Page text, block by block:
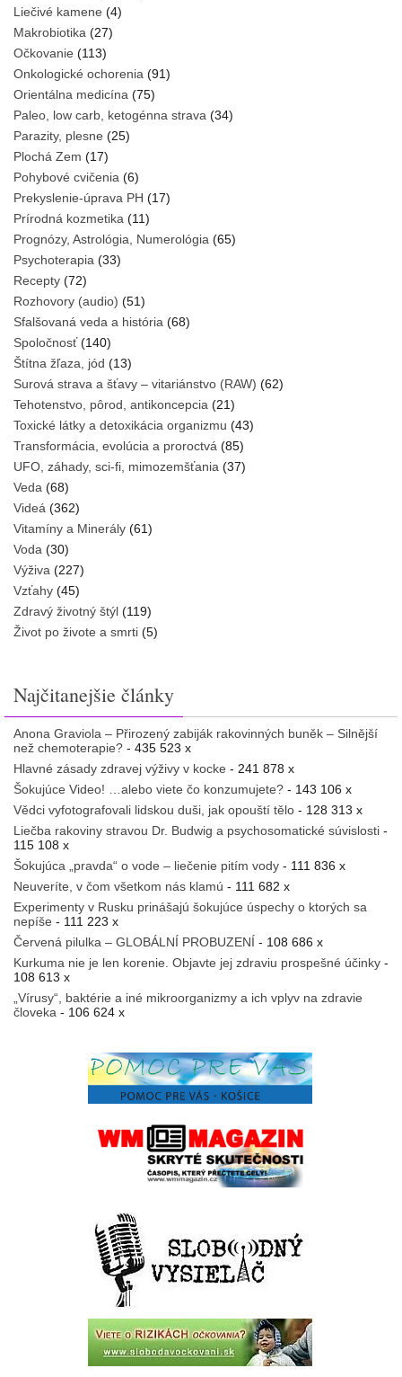
Liečivé kamene (4)
Makrobiotika (27)
Očkovanie (113)
Onkologické ochorenia (91)
Orientálna medicína (75)
Paleo, low carb, ketogénna strava (34)
Parazity, plesne (25)
Plochá Zem (17)
Pohybové cvičenia (6)
Prekyslenie-úprava PH (17)
Prírodná kozmetika (11)
Prognózy, Astrológia, Numerológia (65)
Psychoterapia (33)
Recepty (72)
Rozhovory (audio) (51)
Sfalšovaná veda a história (68)
Spoločnosť(140)
Štítna žľaza, jód (13)
Surová strava a šťavy – vitariánstvo (RAW) (62)
Tehotenstvo, pôrod, antikoncepcia (21)
Toxické látky a detoxikácia organizmu (43)
Transformácia, evolúcia a proroctvá (85)
UFO, záhady, sci-fi, mimozemšťania (37)
Veda (68)
Videá (362)
Vitamíny a Minerály (61)
Voda (30)
Výživa (227)
Vzťahy (45)
Zdravý životný štýl (119)
Život po živote a smrti (5)
Najčitanejšie články
Anona Graviola – Přirozený zabiják rakovinných buněk – Silnější
než chemoterapie? - 435 523 x
Hlavné zásady zdravej výživy v kocke - 241 878 x
Šokujúce Video! …alebo viete čo konzumujete? - 143 106 x
Vědci vyfotografovali lidskou duši, jak opouští tělo - 128 313 x
Liečba rakoviny stravou Dr. Budwig a psychosomatické súvislosti -
115 108 x
Šokujúca „pravda“ o vode – liečenie pitím vody - 111 836 x
Neuveríte, v čom všetkom nás klamú - 111 682 x
Experimenty v Rusku prinášajú šokujúce úspechy o ktorých sa
nepíše - 111 223 x
Červená pilulka – GLOBÁLNÍ PROBUZENÍ - 108 686 x
Kurkuma nie je len korenie. Objavte jej zdraviu prospešné účinky -
108 613 x
„Vírusy“, baktérie a iné mikroorganizmy a ich vplyv na zdravie
človeka - 106 624 x